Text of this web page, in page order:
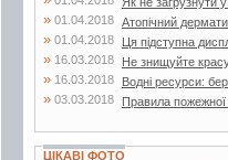
» 01.04.2018 Атопічний
» 01.04.2018 Ця підступна
» 16.03.2018 Не знищуйте
» 16.03.2018 Водні ресурси:
» 03.03.2018 Правила пожежної
ЦІКАВІ ФОТО